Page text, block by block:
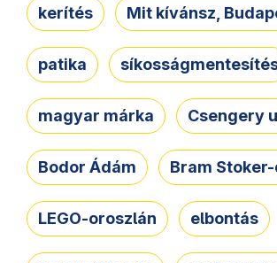
kerítés Mit kívánsz,
patika
magyar márka Csengery
Bodor Ádám Bram
LEGO-oroszlán elbontás